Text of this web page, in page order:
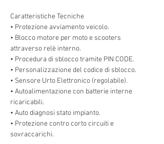
Caratteristiche Tecniche
• Protezione avviamento veicolo.
• Blocco motore per moto e scooters
attraverso relè interno.
• Procedura di sblocco tramite PIN CODE.
• Personalizzazione del codice di sblocco.
• Sensore Urto Elettronico (regolabile).
• Autoalimentazione con batterie interne
ricaricabili.
• Auto diagnosi stato impianto.
• Protezione contro corto circuiti e
sovraccarichi.